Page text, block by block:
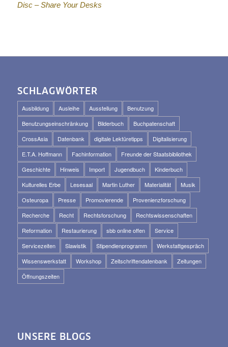
Disc – Share Your Desks
SCHLAGWÖRTER
Ausbildung Ausleihe Ausstellung
Benutzung
Benutzungseinschränkung
Bilderbuch
Buchpatenschaft
CrossAsia
Datenbank digitale Lektüretipps
Digitalisierung
E.T.A. Hoffmann
Fachinformation
Freunde der Staatsbibliothek
Geschichte
Hinweis Import Jugendbuch
Kinderbuch
Kulturelles Erbe
Lesesaal Martin Luther Materialität
Musik
Osteuropa
Presse Promovierende
Provenienzforschung
Recherche
Recht Rechtsforschung
Rechtswissenschaften
Reformation
Restaurierung sbb online offen
Service
Servicezeiten
Slawistik Stipendienprogramm
Werkstattgespräch
Wissenswerkstatt
Workshop Zeitschriftendatenbank
Zeitungen
Öffnungszeiten
UNSERE BLOGS